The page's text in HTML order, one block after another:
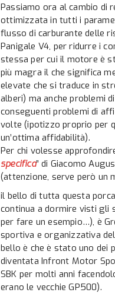
Passiamo ora al cambio di
ottimizzata in tutti i
flusso di carburante delle
Panigale V4, per ridurre i
stessa per cui il motore è
più magra il che significa
elevate che si traduce in
alberi) ma anche problemi
conseguenti problemi di
volte (ipotizzo proprio per
un’ottima affidabilità).
Per chi volesse
specifica” di Giacomo
(attenzione, serve però un
il bello di tutta questa
continua a dormire visti gli
per fare un esempio…), è
sportiva e organizzativa
bello è che è stato uno dei
diventata Infront Motor
SBK per molti anni
erano le vecchie GP500).